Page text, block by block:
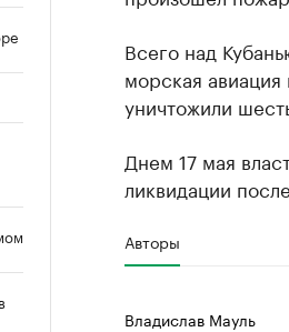
Всего над
морская
уничтожили
Днем 17 мая
ликвидации
Авторы
Владислав Мауль